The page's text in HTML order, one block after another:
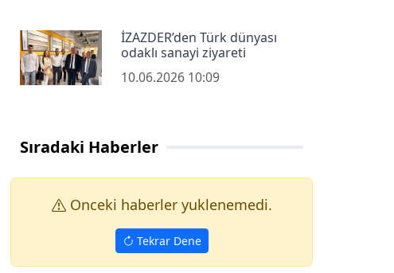
İZAZDER’den Türk dünyası
odaklı sanayi ziyareti
10.06.2026 10:09
Sıradaki Haberler
Onceki haberler yuklenemedi.
Tekrar Dene